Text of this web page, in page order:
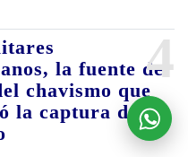
4
la fuente de
chavismo que
la captura de